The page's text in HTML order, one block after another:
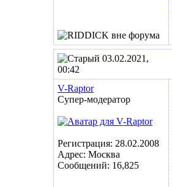
03.02.2021,
00:42
V-Raptor
Супер-модератор
Регистрация: 28.02.2008
Адрес: Москва
Сообщений: 16,825